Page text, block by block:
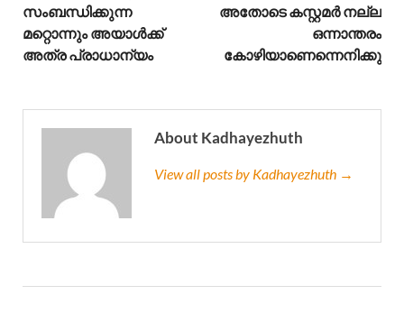
സംബന്ധിക്കുന്ന
മറ്റൊന്നും അയാൾക്ക്
അത്ര പ്രാധാന്യം
അതോടെ കസ്റ്റമർ നല്ല
ഒന്നാന്തരം
കോഴിയാണെന്നെനിക്കു
About Kadhayezhuth
View all posts by Kadhayezhuth →